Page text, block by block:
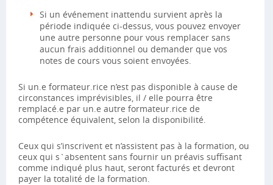
Si un événement inattendu survient après la
période indiquée ci-dessus, vous pouvez envoyer
une autre personne pour vous remplacer sans
aucun frais additionnel ou demander que vos
notes de cours vous soient envoyées.
Si un.e formateur.rice n’est pas disponible à cause de
circonstances imprévisibles, il / elle pourra être
remplacé.e par un.e autre formateur.rice de
compétence équivalent, selon la disponibilité.
Ceux qui s’inscrivent et n’assistent pas à la formation, ou
ceux qui s`absentent sans fournir un préavis suffisant
comme indiqué plus haut, seront facturés et devront
payer la totalité de la formation.